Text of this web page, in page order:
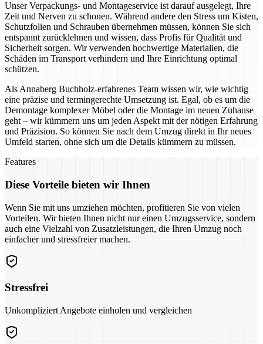
Unser Verpackungs- und Montageservice ist darauf ausgelegt, Ihre
Zeit und Nerven zu schonen. Während andere den Stress um Kisten,
Schutzfolien und Schrauben übernehmen müssen, können Sie sich
entspannt zurücklehnen und wissen, dass Profis für Qualität und
Sicherheit sorgen. Wir verwenden hochwertige Materialien, die
Schäden im Transport verhindern und Ihre Einrichtung optimal
schützen.
Als Annaberg Buchholz-erfahrenes Team wissen wir, wie wichtig
eine präzise und termingerechte Umsetzung ist. Egal, ob es um die
Demontage komplexer Möbel oder die Montage im neuen Zuhause
geht – wir kümmern uns um jeden Aspekt mit der nötigen Erfahrung
und Präzision. So können Sie nach dem Umzug direkt in Ihr neues
Umfeld starten, ohne sich um die Details kümmern zu müssen.
Features
Diese Vorteile bieten wir Ihnen
Wenn Sie mit uns umziehen möchten, profitieren Sie von vielen
Vorteilen. Wir bieten Ihnen nicht nur einen Umzugsservice, sondern
auch eine Vielzahl von Zusatzleistungen, die Ihren Umzug noch
einfacher und stressfreier machen.
Stressfrei
Unkompliziert Angebote einholen und vergleichen